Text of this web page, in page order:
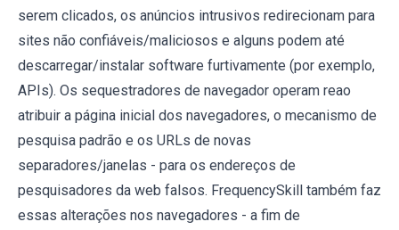
serem clicados, os anúncios intrusivos redirecionam para
sites não confiáveis/maliciosos e alguns podem até
descarregar/instalar software furtivamente (por exemplo,
APIs). Os sequestradores de navegador operam reao
atribuir a página inicial dos navegadores, o mecanismo de
pesquisa padrão e os URLs de novas
separadores/janelas - para os endereços de
pesquisadores da web falsos. FrequencySkill também faz
essas alterações nos navegadores - a fim de